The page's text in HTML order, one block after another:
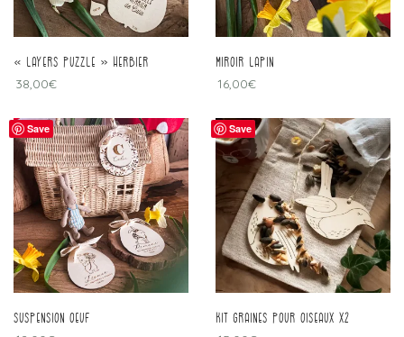
« Layers puzzle » herbier
38,00€
Miroir lapin
16,00€
Save
Suspension oeuf
Save
kit graines pour oiseaux x2